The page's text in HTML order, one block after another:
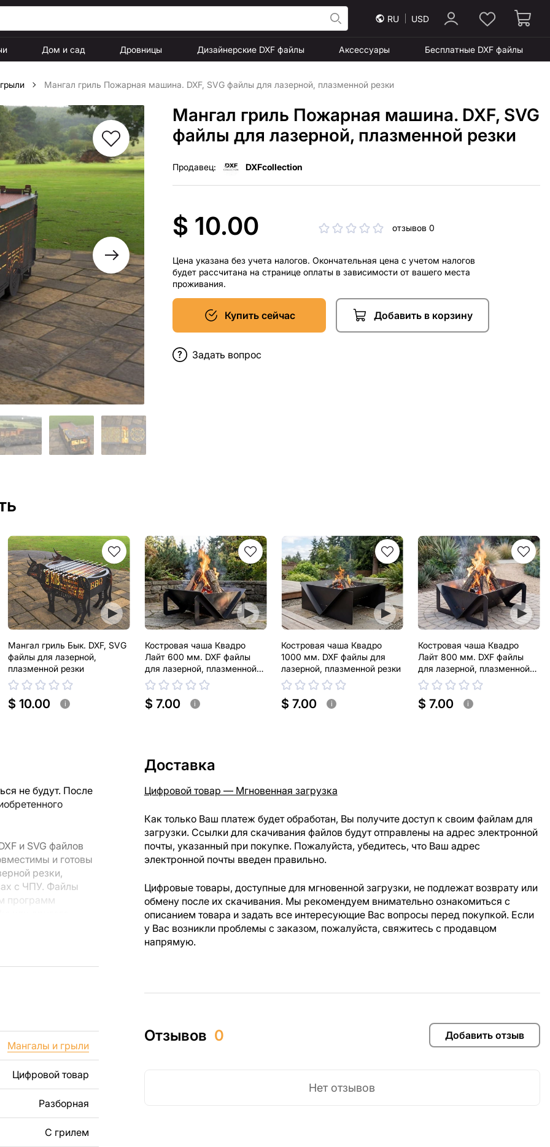
RU USD
Дом и сад Дровницы Дизайнерские DXF файлы Аксессуары Бесплатные DXF файлы
Мангал гриль Пожарная машина. DXF, SVG файлы для лазерной, плазменной резки
Мангал гриль Пожарная машина. DXF, SVG
файлы для лазерной, плазменной резки
Продавец: DXFcollection
$ 10.00 отзывов 0
Цена указана без учета налогов. Окончательная цена с учетом налогов
будет рассчитана на странице оплаты в зависимости от вашего места
проживания.
Купить сейчас Добавить в корзину
Задать вопрос
Мангал гриль Бык. DXF, SVG
файлы для лазерной,
плазменной резки
$ 10.00 i
Костровая чаша Квадро
Лайт 600 мм. DXF файлы
для лазерной, плазменной
резки
$ 7.00 i
Костровая чаша Квадро
1000 мм. DXF файлы для
лазерной, плазменной резки
$ 7.00 i
Костровая чаша Квадро
Лайт 800 мм. DXF файлы
для лазерной, плазменной
резки
$ 7.00 i
не будут. После
и SVG файлов
и готовы
резки,
с ЧПУ. Файлы
программ
созданы с
что
изображение,
дизайн изделия.
изделия из
Мангалы и грыли
Цифровой товар
Разборная
С грилем
Доставка
Цифровой товар — Мгновенная загрузка
Как только Ваш платеж будет обработан, Вы получите доступ к своим файлам для
загрузки. Ссылки для скачивания файлов будут отправлены на адрес электронной
почты, указанный при покупке. Пожалуйста, убедитесь, что Ваш адрес
электронной почты введен правильно.
Цифровые товары, доступные для мгновенной загрузки, не подлежат возврату или
обмену после их скачивания. Мы рекомендуем внимательно ознакомиться с
описанием товара и задать все интересующие Вас вопросы перед покупкой. Если
у Вас возникли проблемы с заказом, пожалуйста, свяжитесь с продавцом
напрямую.
Отзывов 0 Добавить отзыв
Нет отзывов